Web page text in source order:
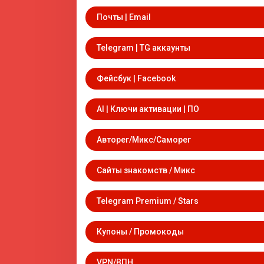
Почты | Email
Telegram | TG аккаунты
Фейсбук | Facebook
AI | Ключи активации | ПО
Авторег/Микс/Саморег
Сайты знакомств / Микс
Telegram Premium / Stars
Купоны / Промокоды